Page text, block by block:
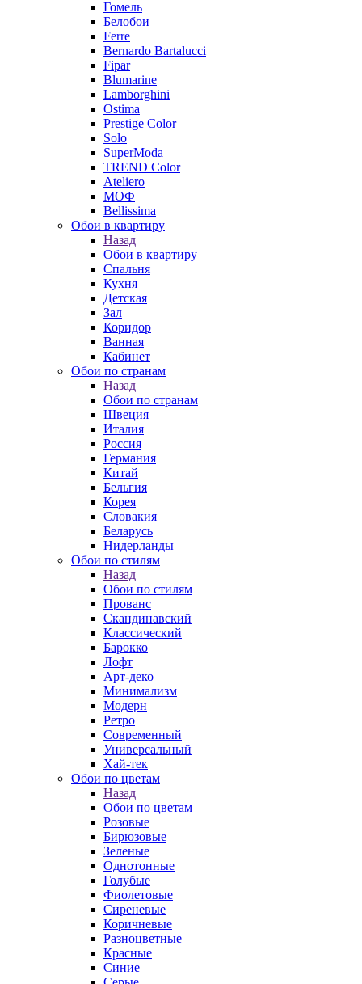
Гомель
Белобои
Ferre
Bernardo Bartalucci
Fipar
Blumarine
Lamborghini
Ostima
Prestige Color
Solo
SuperModa
TREND Color
Ateliero
МОФ
Bellissima
Обои в квартиру
Назад
Обои в квартиру
Спальня
Кухня
Детская
Зал
Коридор
Ванная
Кабинет
Обои по странам
Назад
Обои по странам
Швеция
Италия
Россия
Германия
Китай
Бельгия
Корея
Словакия
Беларусь
Нидерланды
Обои по стилям
Назад
Обои по стилям
Прованс
Скандинавский
Классический
Барокко
Лофт
Арт-деко
Минимализм
Модерн
Ретро
Современный
Универсальный
Хай-тек
Обои по цветам
Назад
Обои по цветам
Розовые
Бирюзовые
Зеленые
Однотонные
Голубые
Фиолетовые
Сиреневые
Коричневые
Разноцветные
Красные
Синие